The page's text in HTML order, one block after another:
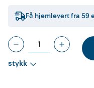
Få hjemlevert fra 59
stykk